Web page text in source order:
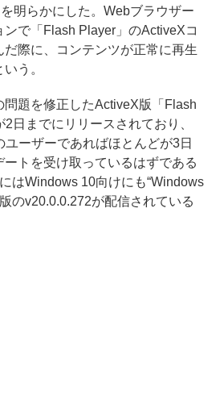
明らかにした。Webブラウザー
ンで「Flash Player」のActiveXコ
だ際に、コンテンツが正常に再生
う。
題を修正したActiveX版「Flash
日までにリリースされており、
ーザーであればほとんどが3日
ートを受け取っているはずである
はWindows 10向けにも“Windows
のv20.0.0.272が配信されている